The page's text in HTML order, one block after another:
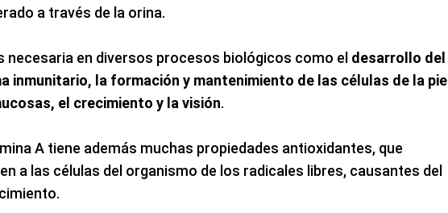
a través de la orina.
necesaria en diversos procesos biológicos como el desarrollo del
inmunitario, la formación y mantenimiento de las células de la piel
el crecimiento y la visión.
A tiene además muchas propiedades antioxidantes, que
a las células del organismo de los radicales libres, causantes del